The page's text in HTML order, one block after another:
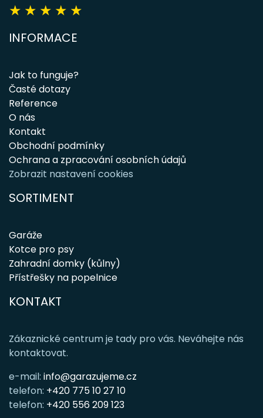
★ ★ ★ ★ ★
INFORMACE
Jak to funguje?
Časté dotazy
Reference
O nás
Kontakt
Obchodní podmínky
Ochrana a zpracování osobních údajů
Zobrazit nastavení cookies
SORTIMENT
Garáže
Kotce pro psy
Zahradní domky (kůlny)
Přístřešky na popelnice
KONTAKT
Zákaznické centrum je tady pro vás. Neváhejte nás
kontaktovat.
e-mail: info@garazujeme.cz
telefon: +420 775 10 27 10
telefon: +420 556 209 123